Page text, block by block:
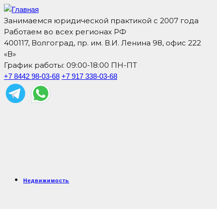
Занимаемся юридической практикой с 2007 года
Работаем во всех регионах РФ
400117, Волгоград, пр. им. В.И. Ленина 98, офис 222
«В»
График работы: 09:00-18:00 ПН-ПТ
+7 8442 98-03-68 +7 917 338-03-68
Недвижимость